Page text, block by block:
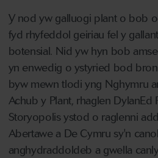
Y nod yw galluogi plant o bob
fyd rhyfeddol geiriau fel y
botensial. Nid yw hyn bob
yn enwedig o ystyried bod
byw mewn tlodi yng Nghymru
Achub y Plant, rhaglen DylanEd
Storyopolis ystod o raglenni
Abertawe a De Cymru sy'n
anghydraddoldeb a gwella